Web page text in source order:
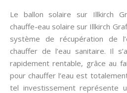
Le ballon solaire sur Illkirch
chauffe-eau solaire sur Illkirch
système de récupération de
chauffer de l’eau sanitaire. Il
rapidement rentable, grâce au
pour chauffer l’eau est
tel investissement représente